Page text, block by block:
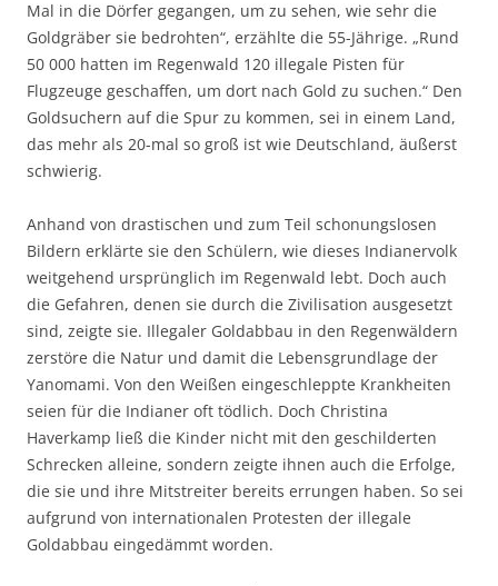
Mal in die Dörfer gegangen, um zu sehen, wie sehr die
Goldgräber sie bedrohten“, erzählte die 55-Jährige. „Rund
50 000 hatten im Regenwald 120 illegale Pisten für
Flugzeuge geschaffen, um dort nach Gold zu suchen.“ Den
Goldsuchern auf die Spur zu kommen, sei in einem Land,
das mehr als 20-mal so groß ist wie Deutschland, äußerst
schwierig.
Anhand von drastischen und zum Teil schonungslosen
Bildern erklärte sie den Schülern, wie dieses Indianervolk
weitgehend ursprünglich im Regenwald lebt. Doch auch
die Gefahren, denen sie durch die Zivilisation ausgesetzt
sind, zeigte sie. Illegaler Goldabbau in den Regenwäldern
zerstöre die Natur und damit die Lebensgrundlage der
Yanomami. Von den Weißen eingeschleppte Krankheiten
seien für die Indianer oft tödlich. Doch Christina
Haverkamp ließ die Kinder nicht mit den geschilderten
Schrecken alleine, sondern zeigte ihnen auch die Erfolge,
die sie und ihre Mitstreiter bereits errungen haben. So sei
aufgrund von internationalen Protesten der illegale
Goldabbau eingedämmt worden.